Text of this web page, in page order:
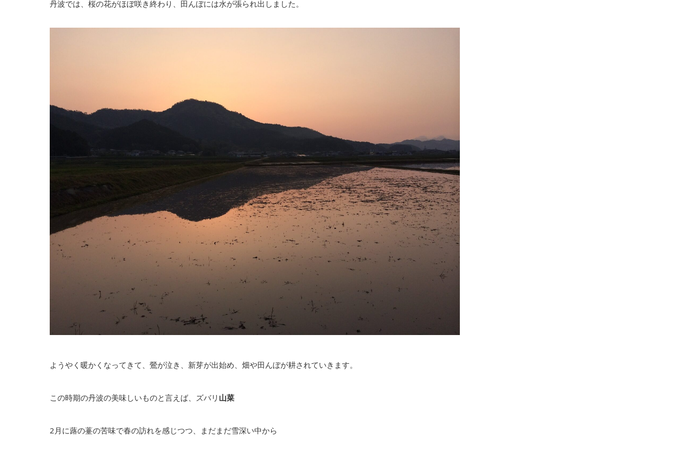
丹波では、桜の花がほぼ咲き終わり、田んぼには水が張られ出しました。
ようやく暖かくなってきて、鶯が泣き、新芽が出始め、畑や田んぼが耕されていきます。
この時期の丹波の美味しいものと言えば、ズバリ 山菜
2月に蕗の薹の苦味で春の訪れを感じつつ、まだまだ雪深い中から